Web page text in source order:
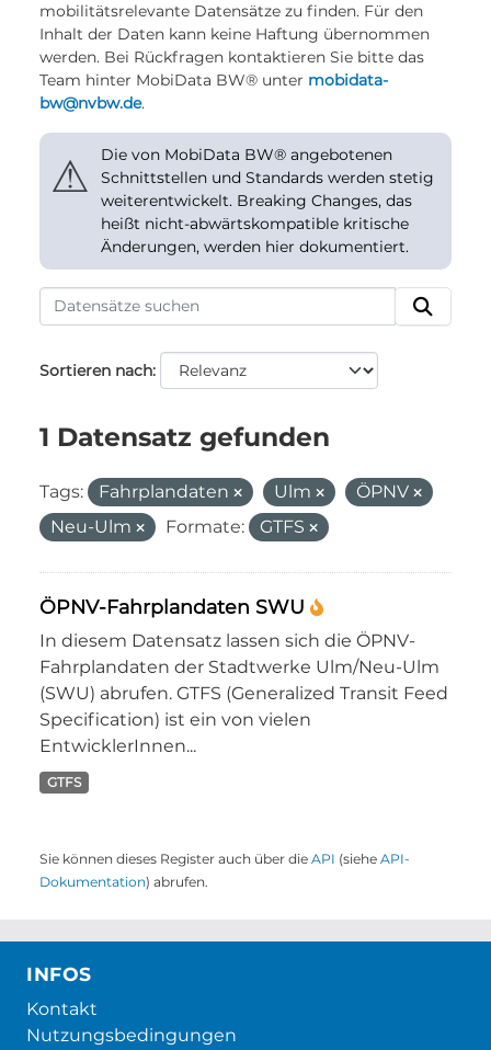
mobilitätsrelevante Datensätze zu finden. Für den
Inhalt der Daten kann keine Haftung übernommen
werden. Bei Rückfragen kontaktieren Sie bitte das
Team hinter MobiData BW® unter mobidata-
bw@nvbw.de.
⚠
Die von MobiData BW® angebotenen
Schnittstellen und Standards werden stetig
weiterentwickelt. Breaking Changes, das
heißt nicht-abwärtskompatible kritische
Änderungen, werden hier dokumentiert.
Sortieren nach
1 Datensatz gefunden
Tags: Fahrplandaten Ulm
ÖPNV
Neu-Ulm
Formate: GTFS
ÖPNV-Fahrplandaten SWU
In diesem Datensatz lassen sich die ÖPNV-
Fahrplandaten der Stadtwerke Ulm/Neu-Ulm
(SWU) abrufen. GTFS (Generalized Transit Feed
Specification) ist ein von vielen
EntwicklerInnen...
GTFS
Sie können dieses Register auch über die API (siehe API-
Dokumentation) abrufen.
INFOS
Kontakt
Nutzungsbedingungen